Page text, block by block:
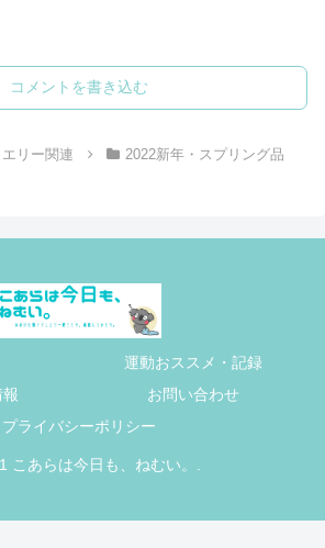
コメントを書き込む
リー関連 2022新年・スプリング品
運動おススメ・記録
お問い合わせ
プライバシーポリシー
こあらは今日も、ねむい。.